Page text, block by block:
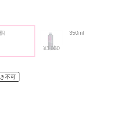
¥3,030
350ml
不可